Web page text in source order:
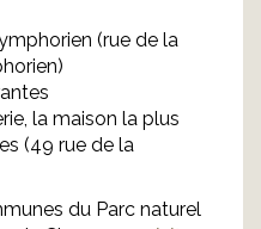
(rue de la
la maison la plus
(49 rue de la
du Parc naturel